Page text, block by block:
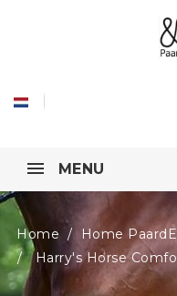
MENU
Home Home
Harry's Horse